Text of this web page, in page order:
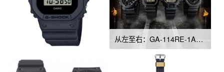
从左至右：GA-114RE-1A、DWE-5657RE-1、DW-6640RE-1、GA-2140RE-1A